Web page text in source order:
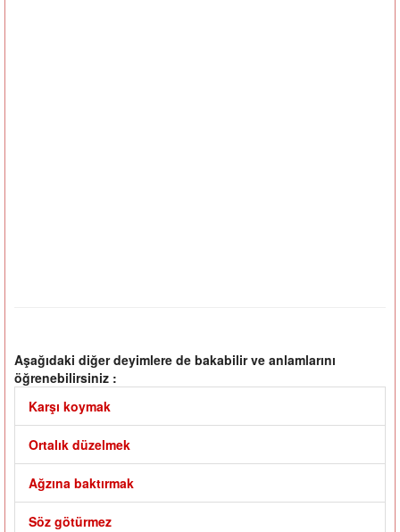
Aşağıdaki diğer deyimlere de bakabilir ve anlamlarını
öğrenebilirsiniz :
Karşı koymak
Ortalık düzelmek
Ağzına baktırmak
Söz götürmez